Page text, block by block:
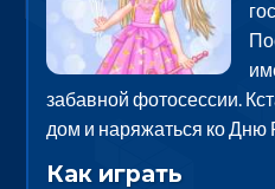
забавной фотосессии.
дом и наряжаться ко Дню
Как играть